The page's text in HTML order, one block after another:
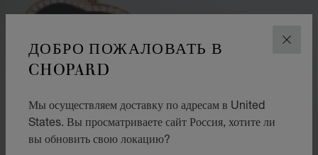
ДОБРО ПОЖАЛОВАТЬ В
CHOPARD
Мы осуществляем доставку по адресам в United
States. Вы просматриваете сайт Россия, хотите ли
вы обновить свою локацию?
ДРАГОЦЕННЫЕ КАМНИ
ЦВЕТНЫЕ КАМНИ
воображению. Поодиночке они не бросаются в глаза, но
тем не менее выглядят необычайно эффектно. Надев
несколько сразу, вы получите настоящий праздник света